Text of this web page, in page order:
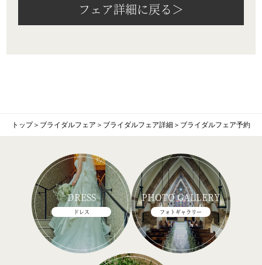
フェア詳細に戻る＞
トップ＞ ブライダルフェア ＞ ブライダルフェア詳細 ＞ ブライダルフェア予約
DRESS
ドレス
PHOTO GALLERY
フォトギャラリー